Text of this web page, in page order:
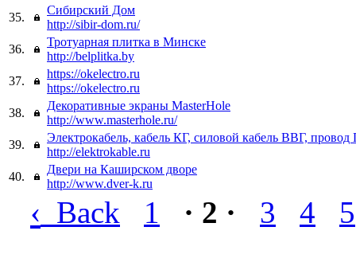
35.
Сибирский Дом
http://sibir-dom.ru/
36.
Тротуарная плитка в Минске
http://belplitka.by
37.
https://okelectro.ru
https://okelectro.ru
38.
Декоративные экраны MasterHole
http://www.masterhole.ru/
39.
Электрокабель, кабель КГ, силовой кабель ВВГ,
http://elektrokable.ru
40.
Двери на Каширском дворе
http://www.dver-k.ru
‹ Back 1 · 2 · 3 4 5